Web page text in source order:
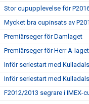
Stor cupupplevelse för
Mycket bra cupinsats av
Premiärseger för Damlaget
Premiärseger för Herr A-laget
Inför seriestart med
Inför seriestart med
F2012/2013 segrare i IMEX-